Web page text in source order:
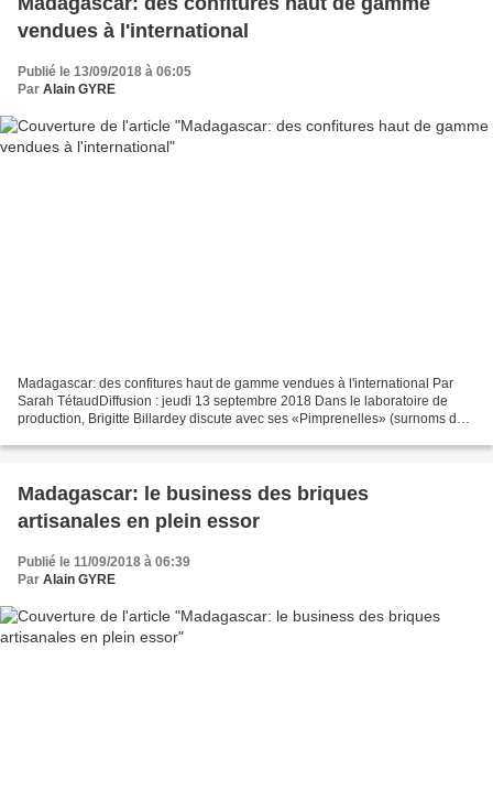
vendues à l'international
Publié le 13/09/2018 à 06:05
Par Alain GYRE
Madagascar: des confitures haut de gamme vendues à l'international Par
Sarah TétaudDiffusion : jeudi 13 septembre 2018 Dans le laboratoire de
production, Brigitte Billardey discute avec ses «Pimprenelles» (surnoms des
Madagascar: le business des briques
artisanales en plein essor
Publié le 11/09/2018 à 06:39
Par Alain GYRE